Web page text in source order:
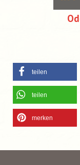
teilen
teilen
merken